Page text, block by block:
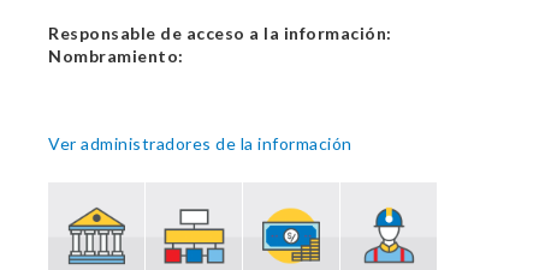
Responsable de acceso a la información:
Nombramiento:
Ver administradores de la información